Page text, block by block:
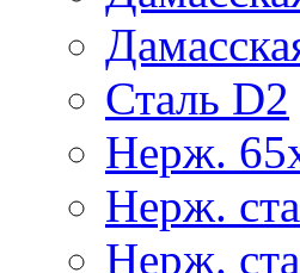
Сталь D2
Нерж.
Нерж.
Нерж.